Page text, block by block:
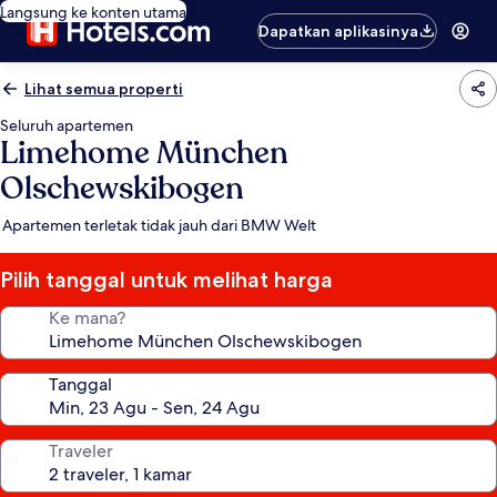
Langsung ke konten utama
Dapatkan aplikasinya
Lihat semua properti
Seluruh apartemen
Limehome München
Olschewskibogen
Apartemen terletak tidak jauh dari BMW Welt
Pilih tanggal untuk melihat harga
Ke mana?
Tanggal
Traveler